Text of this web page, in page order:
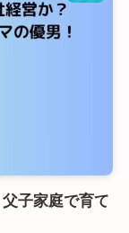
子家庭で育て